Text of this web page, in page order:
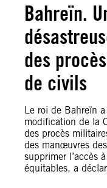
Bahreïn.
des
de civils
Le roi de Bahreïn
modification de la
des procès
des manœuvres
supprimer l’accès
équitables, a